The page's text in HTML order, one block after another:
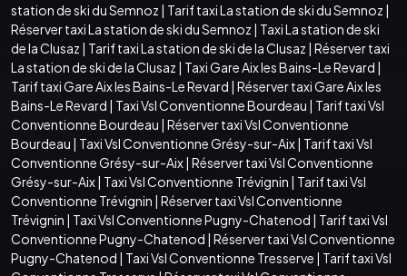
station de ski du Semnoz | Tarif taxi La station de ski du Semnoz |
Réserver taxi La station de ski du Semnoz | Taxi La station de ski
de la Clusaz | Tarif taxi La station de ski de la Clusaz | Réserver taxi
La station de ski de la Clusaz | Taxi Gare Aix les Bains-Le Revard |
Tarif taxi Gare Aix les Bains-Le Revard | Réserver taxi Gare Aix les
Bains-Le Revard | Taxi Vsl Conventionne Bourdeau | Tarif taxi Vsl
Conventionne Bourdeau | Réserver taxi Vsl Conventionne
Bourdeau | Taxi Vsl Conventionne Grésy-sur-Aix| Tarif taxi Vsl
Conventionne Grésy-sur-Aix| Réserver taxi Vsl Conventionne
Grésy-sur-Aix| Taxi Vsl Conventionne Trévignin | Tarif taxi Vsl
Conventionne Trévignin | Réserver taxi Vsl Conventionne
Trévignin | Taxi Vsl Conventionne Pugny-Chatenod | Tarif taxi Vsl
Conventionne Pugny-Chatenod | Réserver taxi Vsl Conventionne
Pugny-Chatenod | Taxi Vsl Conventionne Tresserve | Tarif taxi Vsl